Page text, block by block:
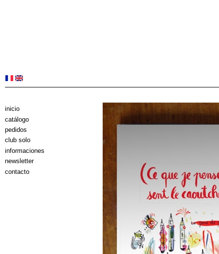
inicio
catálogo
pedidos
club solo
informaciones
newsletter
contacto